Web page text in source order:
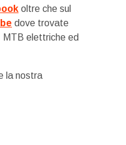
oltre che sul
dove trovate
elettriche ed
la nostra